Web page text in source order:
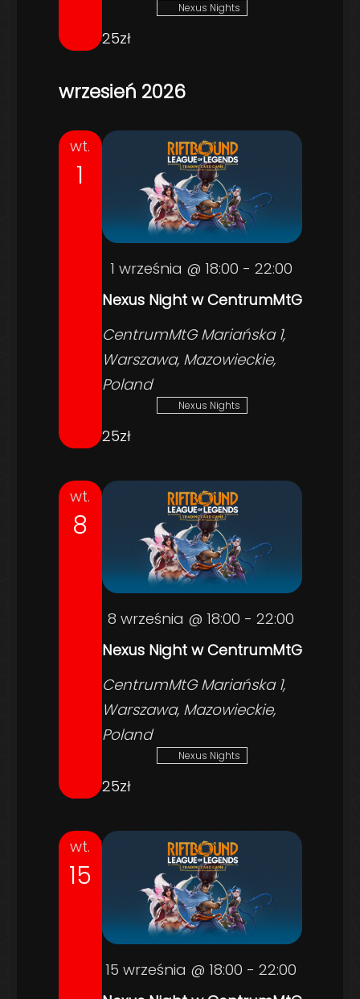
Nexus Nights
25zł
wrzesień 2026
wt.
1
Nexus Night w CentrumMtG
1 września @ 18:00 - 22:00
CentrumMtGMariańska 1,
Warszawa, Mazowieckie,
Poland
Nexus Nights
25zł
wt.
8
Nexus Night w CentrumMtG
8 września @ 18:00 - 22:00
CentrumMtGMariańska 1,
Warszawa, Mazowieckie,
Poland
Nexus Nights
25zł
wt.
15
15 września @ 18:00 - 22:00